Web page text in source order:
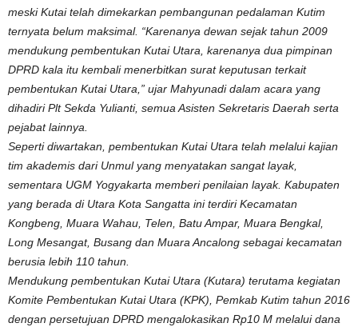
meski Kutai telah dimekarkan pembangunan pedalaman Kutim
ternyata belum maksimal. “Karenanya dewan sejak tahun 2009
mendukung pembentukan Kutai Utara, karenanya dua pimpinan
DPRD kala itu kembali menerbitkan surat keputusan terkait
pembentukan Kutai Utara,” ujar Mahyunadi dalam acara yang
dihadiri Plt Sekda Yulianti, semua Asisten Sekretaris Daerah serta
pejabat lainnya.
Seperti diwartakan, pembentukan Kutai Utara telah melalui kajian
tim akademis dari Unmul yang menyatakan sangat layak,
sementara UGM Yogyakarta memberi penilaian layak. Kabupaten
yang berada di Utara Kota Sangatta ini terdiri Kecamatan
Kongbeng, Muara Wahau, Telen, Batu Ampar, Muara Bengkal,
Long Mesangat, Busang dan Muara Ancalong sebagai kecamatan
berusia lebih 110 tahun.
Mendukung pembentukan Kutai Utara (Kutara) terutama kegiatan
Komite Pembentukan Kutai Utara (KPK), Pemkab Kutim tahun 2016
dengan persetujuan DPRD mengalokasikan Rp10 M melalui dana